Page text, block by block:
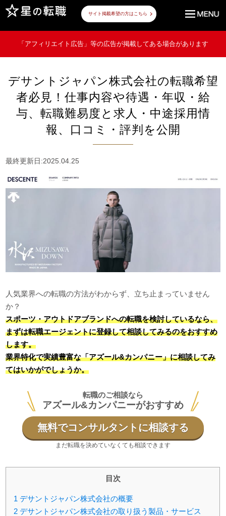
サイト掲載希望の方はこちら
「アフィリエイト広告」等の広告が掲載してある場合があります
デサントジャパン株式会社の転職希望
者必見！仕事内容や待遇・年収・給
与、転職難易度と求人・中途採用情
報、口コミ・評判を公開
最終更新日:2025.04.25
人気業界への転職の方法がわからず、立ち止まっていません
か？
スポーツ・アウトドアブランドへの転職を検討しているなら、
まずは転職エージェントに登録して相談してみるのをおすすめ
します。
業界特化で実績豊富な「アズール&カンパニー」に相談してみ
てはいかがでしょうか。
転職のご相談なら
アズール&カンパニーがおすすめ
無料でコンサルタントに相談する
まだ転職を決めていなくても相談できます
目次
1 デサントジャパン株式会社の概要
2 デサントジャパン株式会社の取り扱う製品・サービス